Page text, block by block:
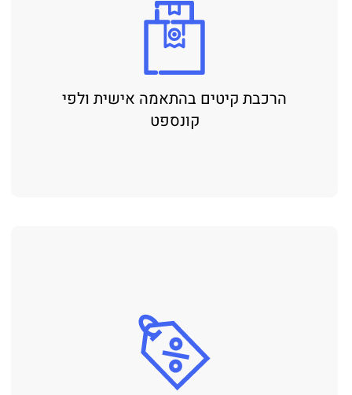
הרכבת קיטים בהתאמה אישית ולפי
קונספט